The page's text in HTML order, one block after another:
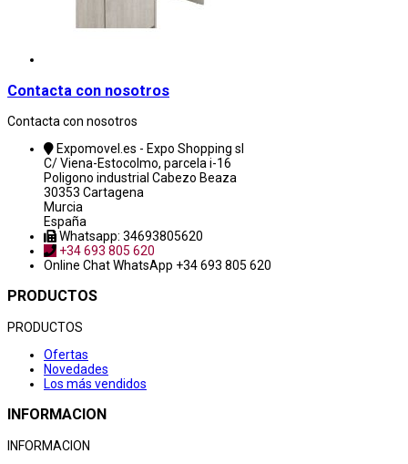
Contacta con nosotros
Contacta con nosotros
Expomovel.es - Expo Shopping sl
C/ Viena-Estocolmo, parcela i-16
Poligono industrial Cabezo Beaza
30353 Cartagena
Murcia
España
Whatsapp: 34693805620
+34 693 805 620
Online ChatWhatsApp +34 693 805 620
PRODUCTOS
PRODUCTOS
Ofertas
Novedades
Los más vendidos
INFORMACION
INFORMACION